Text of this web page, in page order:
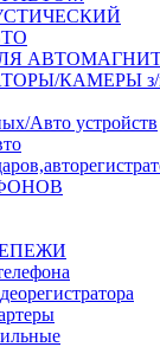
КАМЕРЫ з/
Авто устройств